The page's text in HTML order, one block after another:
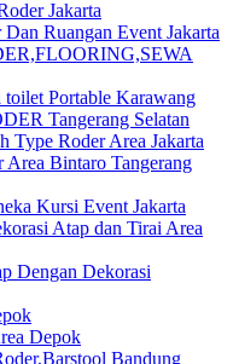
Jakarta
Ruangan Event Jakarta
toilet Portable Karawang
Tangerang Selatan
Type Roder Area Jakarta
Area Bintaro Tangerang
Kursi Event Jakarta
Atap dan Tirai Area
Dengan Dekorasi
Depok
Bandung